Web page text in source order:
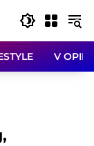
V OPINI